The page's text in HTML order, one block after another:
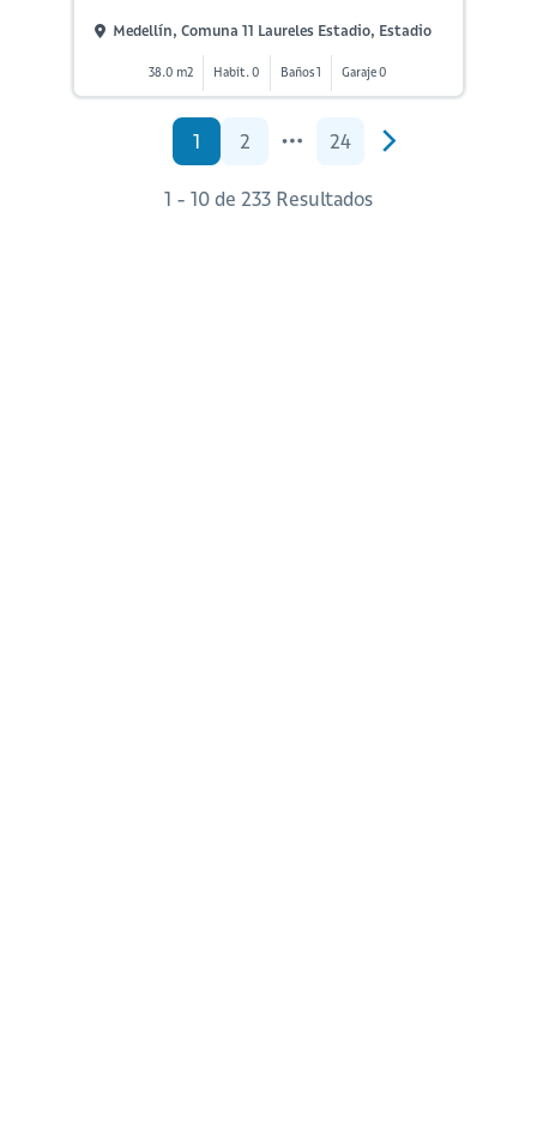
Medellín, Comuna 11 Laureles Estadio, Estadio
38.0 m2 Habit. 0 Baños 1 Garaje 0
1 2 24
1 - 10 de 233 Resultados